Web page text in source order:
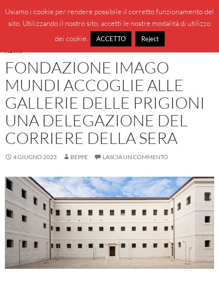
contenuto
BeppeBlog
MENU
NEWS
FONDAZIONE IMAGO
MUNDI ACCOGLIE ALLE
GALLERIE DELLE PRIGIONI
UNA DELEGAZIONE DEL
CORRIERE DELLA SERA
4 GIUGNO 2023 BEPPE LASCIA UN COMMENTO
Usiamo i cookie per rendere possibile il corretto funzionamento del
sito. Utilizzando il nostro sito, accetti le nostre modalità di utilizzo
dei cookie.
ACCETTO Reject